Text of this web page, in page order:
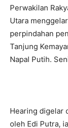
Perwakilan
Utara
perpindahan
Tanjung
Napal Putih.
Hearing digelar
oleh Edi Putra,